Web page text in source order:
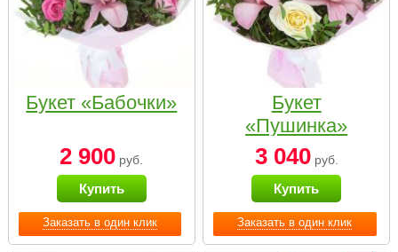
Заказать в один клик
Букет «Бабочки»
2 900 руб.
Купить
Заказать в один клик
Букет
«Пушинка»
3 040руб.
Купить